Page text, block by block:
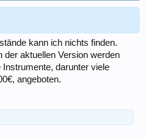
kann ich nichts finden.
der aktuellen Version werden
darunter viele
angeboten.